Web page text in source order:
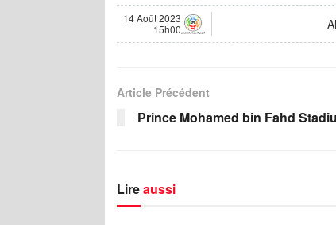
14 Août 2023
15h00
Article Précédent
Prince Mohamed bin Fahd
Lireaussi